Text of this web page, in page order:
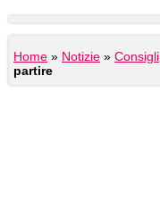
Home » Notizie » Consigli
partire